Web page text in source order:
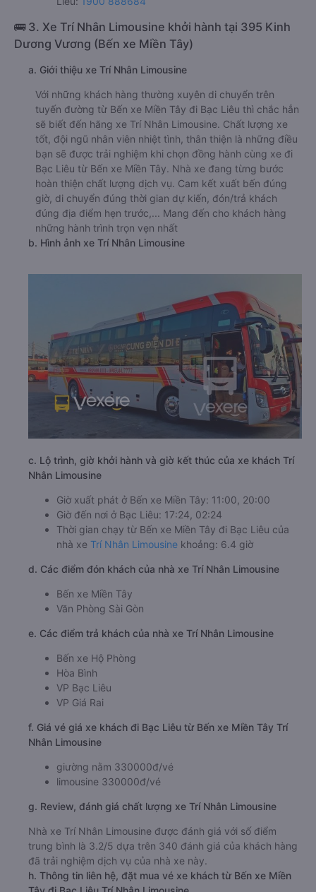
🚌 3. Xe Trí Nhân Limousine khởi hành tại 395 Kinh
Dương Vương (Bến xe Miền Tây)
a. Giới thiệu xe Trí Nhân Limousine
Với những khách hàng thường xuyên di chuyển trên
tuyến đường từ Bến xe Miền Tây đi Bạc Liêu thì chắc hẳn
sẽ biết đến hãng xe Trí Nhân Limousine. Chất lượng xe
tốt, đội ngũ nhân viên nhiệt tình, thân thiện là những điều
bạn sẽ được trải nghiệm khi chọn đồng hành cùng xe đi
Bạc Liêu từ Bến xe Miền Tây. Nhà xe đang từng bước
hoàn thiện chất lượng dịch vụ. Cam kết xuất bến đúng
giờ, di chuyển đúng thời gian dự kiến, đón/trả khách
đúng địa điểm hẹn trước,... Mang đến cho khách hàng
những hành trình trọn vẹn nhất
b. Hình ảnh xe Trí Nhân Limousine
c. Lộ trình, giờ khởi hành và giờ kết thúc của xe khách Trí
Nhân Limousine
Giờ xuất phát ở Bến xe Miền Tây: 11:00, 20:00
Giờ đến nơi ở Bạc Liêu: 17:24, 02:24
Thời gian chạy từ Bến xe Miền Tây đi Bạc Liêu của
nhà xe Trí Nhân Limousine khoảng: 6.4 giờ
d. Các điểm đón khách của nhà xe Trí Nhân Limousine
Bến xe Miền Tây
Văn Phòng Sài Gòn
e. Các điểm trả khách của nhà xe Trí Nhân Limousine
Bến xe Hộ Phòng
Hòa Bình
VP Bạc Liêu
VP Giá Rai
f. Giá vé giá xe khách đi Bạc Liêu từ Bến xe Miền Tây Trí
Nhân Limousine
giường nằm 330000đ/vé
limousine 330000đ/vé
g. Review, đánh giá chất lượng xe Trí Nhân Limousine
Nhà xe Trí Nhân Limousine được đánh giá với số điểm
trung bình là 3.2/5 dựa trên 340 đánh giá của khách hàng
đã trải nghiệm dịch vụ của nhà xe này.
h. Thông tin liên hệ, đặt mua vé xe khách từ Bến xe Miền